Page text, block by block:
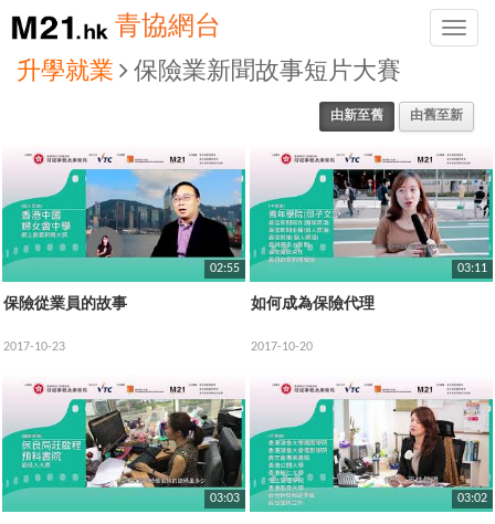
Toggle
青協網台
升學就業 保險業新聞故事短片大賽
由新至舊 由舊至新
02:55
保險從業員的故事
2017-10-23
03:11
如何成為保險代理
2017-10-20
03:03 03:02